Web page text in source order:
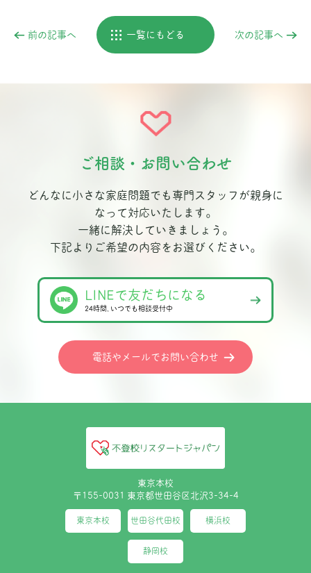
前の記事へ 一覧にもどる 次の記事へ
ご相談・お問い合わせ
どんなに小さな家庭問題でも専門スタッフが親身に
なって対応いたします。
一緒に解決していきましょう。
下記よりご希望の内容をお選びください。
LINEで友だちになる
24時間､いつでも相談受付中
電話やメールでお問い合わせ
東京本校
〒155-0031 東京都世田谷区北沢3-34-4
東京本校 世田谷代田校 横浜校
静岡校